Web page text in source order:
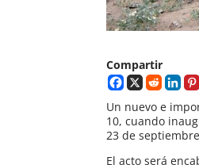
Compartir
Un nuevo e
10, cuando
23 de
El acto será